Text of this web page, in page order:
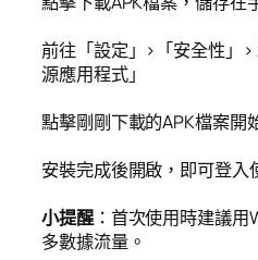
前往「設定」>「安全性」
源應用程式」
點擊剛剛下載的APK檔案開
安裝完成後開啟，即可登入
小提醒：首次使用時建議用
多數據流量。